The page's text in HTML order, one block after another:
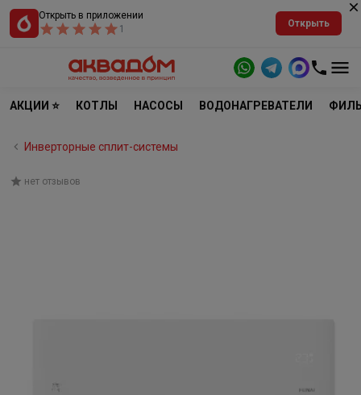
Открыть в приложении
1
Открыть
АКЦИИ ⭐ КОТЛЫ НАСОСЫ ВОДОНАГРЕВАТЕЛИ
Инверторные сплит-системы
нет отзывов